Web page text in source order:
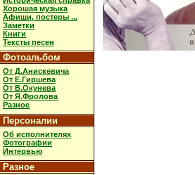
Хорошая музыка
Афиши, постеры ...
Заметки
Книги
Тексты песен
Фотоальбом
От Д.Анискевича
От Е.Гиршева
От В.Окунева
От Я.Фролова
Разное
Персоналии
Об исполнителях
Фотографии
Интервью
Разное